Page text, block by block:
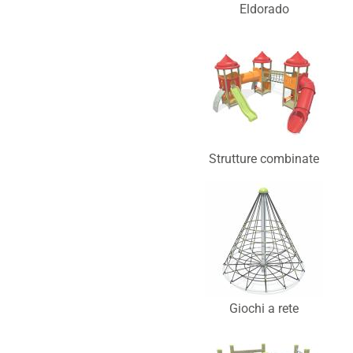
Eldorado
Strutture combinate
Giochi a rete